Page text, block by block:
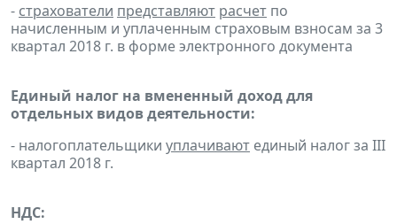
- страхователи представляют расчет по
начисленным и уплаченным страховым взносам за 3
квартал 2018 г. в форме электронного документа
Единый налог на вмененный доход для
отдельных видов деятельности:
- налогоплательщики уплачивают единый налог за III
квартал 2018 г.
НДС: